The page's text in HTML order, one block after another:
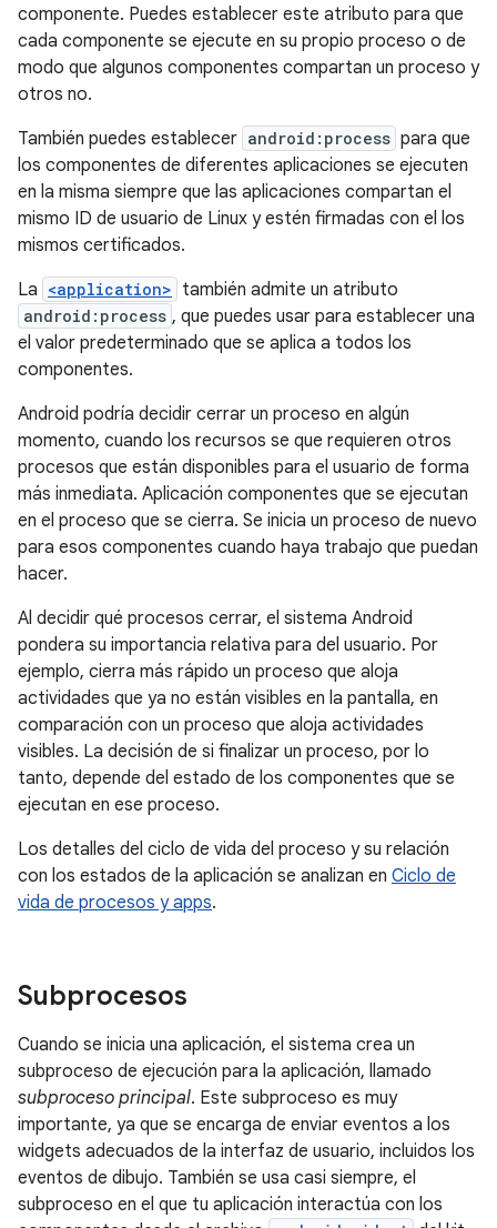
componente. Puedes establecer este atributo para que
cada componente se ejecute en su propio proceso o de
modo que algunos componentes compartan un proceso y
otros no.
También puedes establecer android:process para que
los componentes de diferentes aplicaciones se ejecuten
en la misma siempre que las aplicaciones compartan el
mismo ID de usuario de Linux y estén firmadas con el los
mismos certificados.
La <application> también admite un atributo
android:process , que puedes usar para establecer una
el valor predeterminado que se aplica a todos los
componentes.
Android podría decidir cerrar un proceso en algún
momento, cuando los recursos se que requieren otros
procesos que están disponibles para el usuario de forma
más inmediata. Aplicación componentes que se ejecutan
en el proceso que se cierra. Se inicia un proceso de nuevo
para esos componentes cuando haya trabajo que puedan
hacer.
Al decidir qué procesos cerrar, el sistema Android
pondera su importancia relativa para del usuario. Por
ejemplo, cierra más rápido un proceso que aloja
actividades que ya no están visibles en la pantalla, en
comparación con un proceso que aloja actividades
visibles. La decisión de si finalizar un proceso, por lo
tanto, depende del estado de los componentes que se
ejecutan en ese proceso.
Los detalles del ciclo de vida del proceso y su relación
con los estados de la aplicación se analizan en Ciclo de
vida de procesos y apps.
Subprocesos
Cuando se inicia una aplicación, el sistema crea un
subproceso de ejecución para la aplicación, llamado
subproceso principal. Este subproceso es muy
importante, ya que se encarga de enviar eventos a los
widgets adecuados de la interfaz de usuario, incluidos los
eventos de dibujo. También se usa casi siempre, el
subproceso en el que tu aplicación interactúa con los